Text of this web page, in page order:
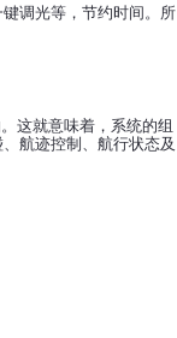
调光等，节约时间。所
这就意味着，系统的组
航迹控制、航行状态及